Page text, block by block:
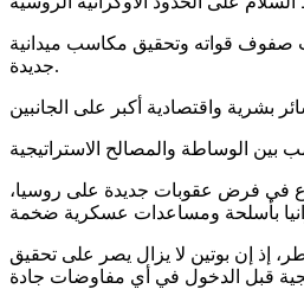
صفوف قواته وتحقيق مكاسب ميدانية
جديدة.
بين الوساطة والمصالح الاستراتيجية
في فرض عقوبات جديدة على روسيا،
إذ إن بوتين لا يزال يصر على تحقيق